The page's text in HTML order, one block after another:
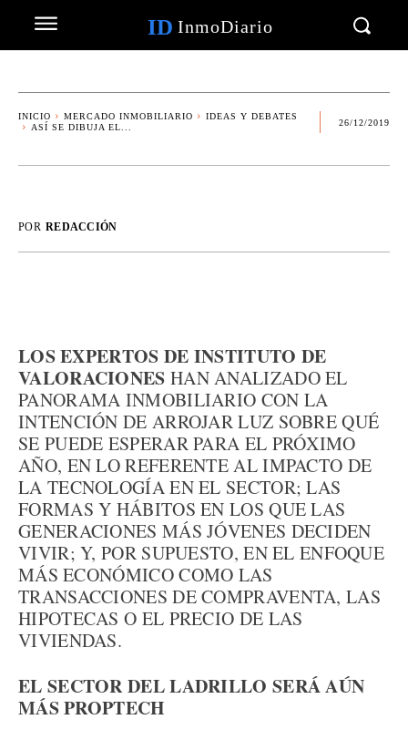
ID InmoDiario
INICIO MERCADO INMOBILIARIO
IDEAS Y DEBATES
ASÍ SE DIBUJA EL...
26/12/2019
POR REDACCIÓN
LOS EXPERTOS DE INSTITUTO DE
VALORACIONES HAN ANALIZADO EL
PANORAMA INMOBILIARIO CON LA
INTENCIÓN DE ARROJAR LUZ SOBRE QUÉ
SE PUEDE ESPERAR PARA EL PRÓXIMO
AÑO, EN LO REFERENTE AL IMPACTO DE
LA TECNOLOGÍA EN EL SECTOR; LAS
FORMAS Y HÁBITOS EN LOS QUE LAS
GENERACIONES MÁS JÓVENES DECIDEN
VIVIR; Y, POR SUPUESTO, EN EL ENFOQUE
MÁS ECONÓMICO COMO LAS
TRANSACCIONES DE COMPRAVENTA, LAS
HIPOTECAS O EL PRECIO DE LAS
VIVIENDAS.
EL SECTOR DEL LADRILLO SERÁ AÚN
MÁS PROPTECH